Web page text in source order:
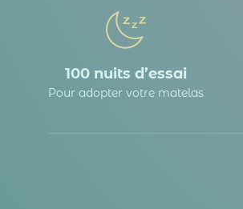
100 nuits d’essai
Pour adopter votre matelas